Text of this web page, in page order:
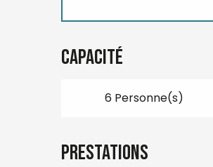
Capacité
6 Personne(s)
Prestations